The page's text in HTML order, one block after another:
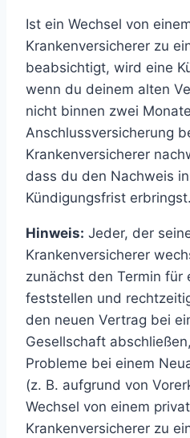
Ist ein Wechsel von
Krankenversicherer zu
beabsichtigt, wird eine
wenn du deinem alten
nicht binnen zwei
Anschlussversicherung
Krankenversicherer
dass du den Nachweis
Kündigungsfrist erbringst.
Hinweis: Jeder, der
Krankenversicherer
zunächst den Termin für
feststellen und
den neuen Vertrag bei
Gesellschaft
Probleme bei einem
(z. B. aufgrund von
Wechsel von einem
Krankenversicherer zu